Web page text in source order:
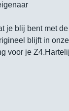
je blij bent met
blijft in
voor je